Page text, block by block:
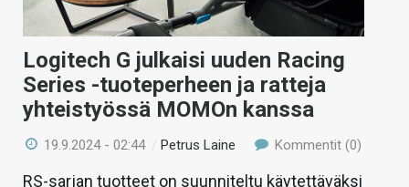
Logitech G julkaisi uuden Racing
Series -tuoteperheen ja ratteja
yhteistyössä MOMOn kanssa
19.9.2024 - 02:44 /Petrus Laine Kommentit (0)
RS-sarjan tuotteet on suunniteltu käytettäväksi